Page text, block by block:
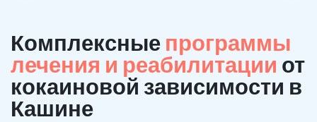
Комплексные программы
лечения и реабилитации от
кокаиновой зависимости в
Кашине